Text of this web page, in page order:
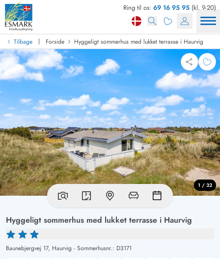
Ring til os: 69 16 95 95 (kl. 9-20)
Tilbage | Forside Hyggeligt sommerhus med lukket terrasse i Haurvig
Hyggeligt sommerhus med lukket terrasse i Haurvig
Baunebjergvej 17, Haurvig - Sommerhusnr.: D3171
1 / 32